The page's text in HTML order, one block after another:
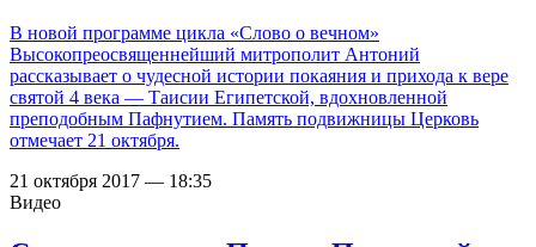
В новой программе цикла «Слово о вечном»
Высокопреосвященнейший митрополит Антоний
рассказывает о чудесной истории покаяния и прихода к вере
святой 4 века — Таисии Египетской, вдохновленной
преподобным Пафнутием. Память подвижницы Церковь
отмечает 21 октября.
21 октября 2017 — 18:35
Видео